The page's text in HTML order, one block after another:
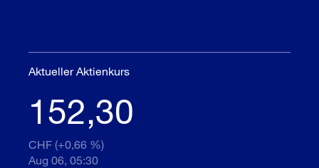
Aktueller Aktienkurs
152,30
CHF (+0,66 %)
Aug 06, 05:30